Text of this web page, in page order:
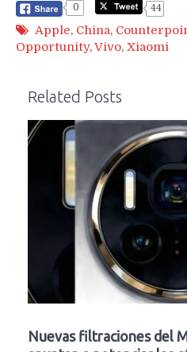
0
44
Apple, China,
Opportunity,Vivo, Xiaomi
Related Posts
Nuevas filtraciones del